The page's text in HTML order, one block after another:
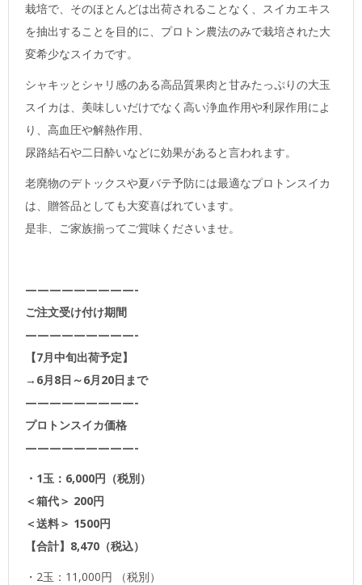
栽培で、そのほとんどは出荷されることなく、スイカエキス
を抽出することを目的に、プロトン農法のみで栽培された大
変希少なスイカです。
シャキッとシャリ感のある高品質果肉と甘みたっぷりの大玉
スイカは、美味しいだけでなく高い浄血作用や利尿作用によ
り、高血圧や解熱作用、
尿路結石や二日酔いなどに効果があると言われます。
老廃物のデトックスや夏バテ予防には最適なプロトンスイカ
は、贈答品としても大変喜ばれています。
是非、ご家族揃ってご賞味くださいませ。
—————————-
ご注文受け付け期間
—————————-
【7月中旬出荷予定】
→6月8日～6月20日まで
—————————-
プロトンスイカ価格
—————————-
・1玉：6,000円（税別）
＜箱代＞ 200円
＜送料＞ 1500円
【合計】8,470（税込）
・2玉：11,000円 （税別）